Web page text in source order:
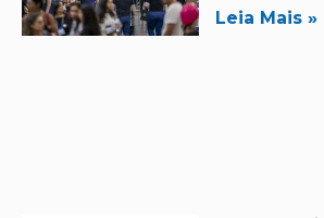
Leia Mais »